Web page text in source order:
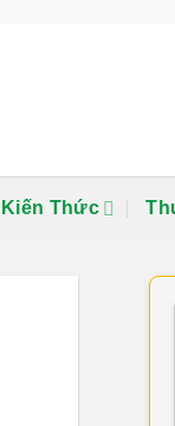
Kiến Thức